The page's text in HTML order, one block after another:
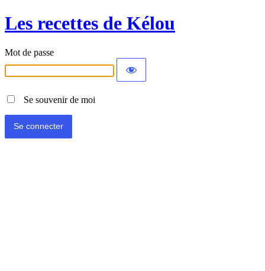
Les recettes de Kélou
Mot de passe
Se souvenir de moi